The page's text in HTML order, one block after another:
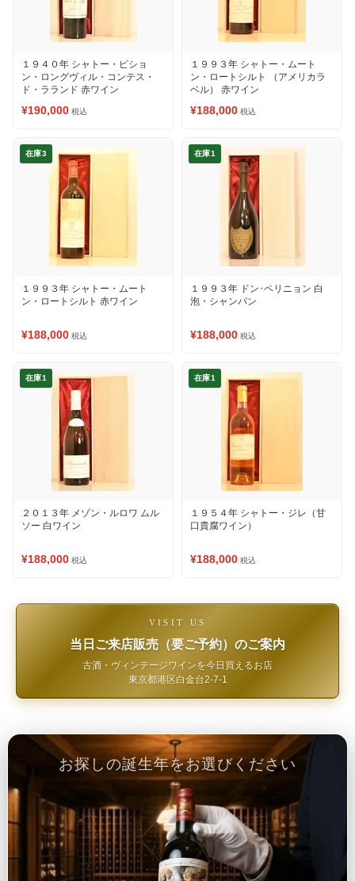
１９４０年 シャトー・ピショ
ン・ロングヴィル・コンテス・
ド・ラランド 赤ワイン
¥190,000 税込
１９９３年 シャトー・ムート
ン・ロートシルト （アメリカラ
ベル） 赤ワイン
¥188,000 税込
在庫3
１９９３年 シャトー・ムート
ン・ロートシルト 赤ワイン
¥188,000 税込
在庫1
１９９３年 ドン･ペリニョン 白
泡・シャンパン
¥188,000 税込
在庫1
２０１３年 メゾン・ルロワ ムル
ソー 白ワイン
¥188,000 税込
在庫1
１９５４年 シャトー・ジレ（甘
口貴腐ワイン）
¥188,000 税込
VISIT US
当日ご来店販売（要ご予約）のご案内
古酒・ヴィンテージワインを今日買えるお店
東京都港区白金台2-7-1
お探しの誕生年をお選びください